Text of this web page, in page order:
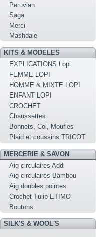
Peruvian
Saga
Merci
Mashdale
KITS & MODELES
EXPLICATIONS Lopi
FEMME LOPI
HOMME & MIXTE LOPI
ENFANT LOPI
CROCHET
Chaussettes
Bonnets, Col, Moufles
Plaid et coussins TRICOT
MERCERIE & SAVON
Aig circulaires Addi
Aig circulaires Bambou
Aig doubles pointes
Crochet Tulip ETIMO
Boutons
SILK'S & WOOL'S